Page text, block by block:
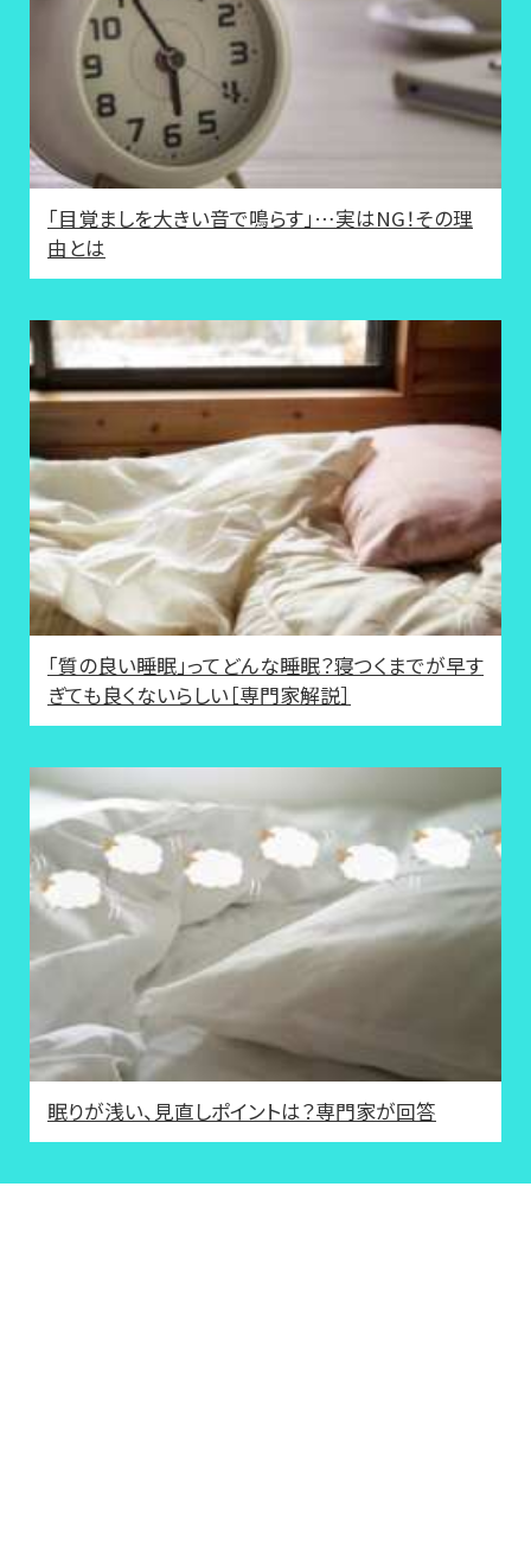
「目覚ましを大きい音で鳴らす」…実はNG！その理
由とは
「質の良い睡眠」ってどんな睡眠？寝つくまでが早す
ぎても良くないらしい［専門家解説］
眠りが浅い、見直しポイントは？専門家が回答